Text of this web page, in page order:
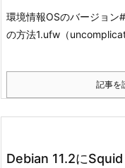
環境情報OSのバージョン
の方法1.ufw（
記事を
Debian 11.2に